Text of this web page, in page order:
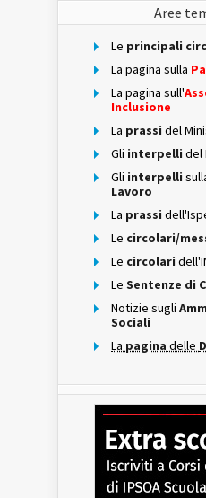
Aree
Le principali
La pagina sulla
La pagina sull'
Inclusione
La prassi del
Gli interpelli del
Gli interpelli
Lavoro
La prassi
Le circolari/
Le circolari
Le Sentenze di
Notizie sugli
Sociali
La pagina delle